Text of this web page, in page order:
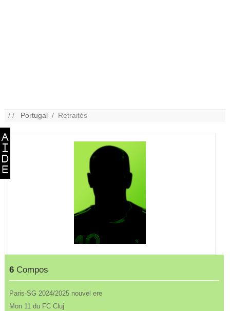
/ / Portugal / Retraités
6 Compos
Paris-SG 2024/2025 nouvel ere
Mon 11 du FC Cluj